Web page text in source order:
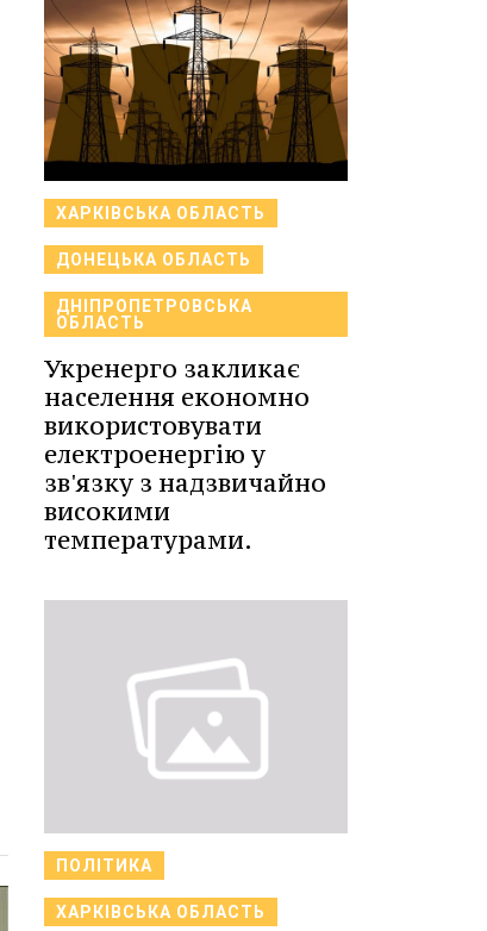
ХАРКІВСЬКА ОБЛАСТЬ
ДОНЕЦЬКА ОБЛАСТЬ
ДНІПРОПЕТРОВСЬКА
ОБЛАСТЬ
Укренерго закликає
населення економно
використовувати
електроенергію у
зв'язку з надзвичайно
високими
температурами.
ПОЛІТИКА
ХАРКІВСЬКА ОБЛАСТЬ